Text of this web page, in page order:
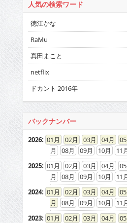
人気の検索ワード
徳江かな
RaMu
真田まこと
netflix
ドカント 2016年
バックナンバー
2026: 01 02 03 04 05
08
09 10 11
2025: 01 02 03 04 05
08
09 10 11
2024: 01 02 03 04 05
08
09 10 11
2023: 01 02 03 04 05